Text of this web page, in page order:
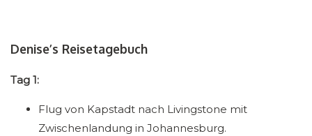
Denise’s Reisetagebuch
Tag 1:
Flug von Kapstadt nach Livingstone mit
Zwischenlandung in Johannesburg.